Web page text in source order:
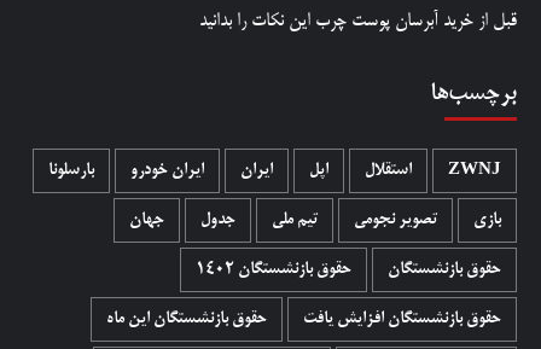
قبل از خرید آبرسان پوست چرب این نکات را بدانید
برچسب‌ها
ZWNJ استقلال اپل ایران ایران خودرو بارسلونا
بازی تصویر نجومی تیم ملی جدول جهان
حقوق بازنشستگان حقوق بازنشستگان 1402
حقوق بازنشستگان افزایش یافت حقوق بازنشستگان این ماه